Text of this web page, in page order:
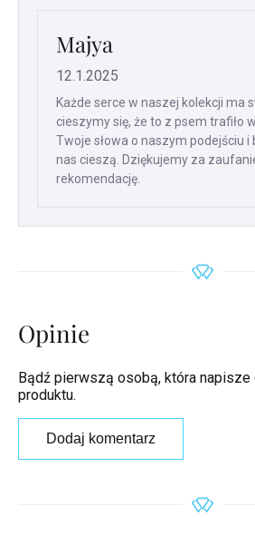
Majya
12.1.2025
Każde serce w naszej kolekcji ma
cieszymy się, że to z psem trafiło
Twoje słowa o naszym podejściu i
nas cieszą. Dziękujemy za
rekomendację.
Opinie
Bądź pierwszą osobą, która napisze
produktu.
Dodaj komentarz